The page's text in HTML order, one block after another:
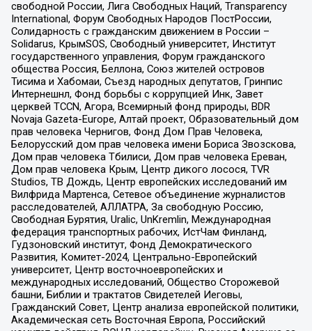
свободной России, Лига Свободных Наций, Transparеncy
International, Форум Свободных Народов ПостРоссии,
Солидарность с гражданским движением в России –
Solidarus, КрымSOS, Свободный университет, Институт
государственного управления, Форум гражданского
общества Россия, Беллона, Союз жителей островов
Тисима и Хабомаи, Съезд народных депутатов, Гринпис
Интернешнл, Фонд борьбы с коррупцией Инк, Завет
церквей TCCN, Агора, Всемирный фонд природы, BDR
Novaja Gazeta-Europe, Алтай проект, Образовательный дом
прав человека Чернигов, Фонд Дом Прав Человека,
Белорусский дом прав человека имени Бориса Звозскова,
Дом прав человека Тбилиси, Дом прав человека Ереван,
Дом прав человека Крым, Центр дикого лосося, TVR
Studios, ТВ Дождь, Центр европейских исследований им
Вилфрида Мартенса, Сетевое объединение журналистов
расследователей, АЛЛАТРА, За свободную Россию,
Свободная Бурятия, Uralic, UnKremlin, Международная
федерация транспортных рабочих, ИстЧам Финланд,
Гудзоновский институт, Фонд Демократического
Развития, Комитет-2024, Центрально-Европейский
университет, Центр восточноевропейских и
международных исследований, Общество Сторожевой
башни, Библии и трактатов Свидетелей Иеговы,
Гражданский Совет, Центр анализа европейской политики,
Академическая сеть Восточная Европа, Российский